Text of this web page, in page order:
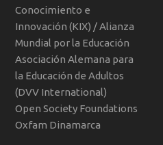
Conocimiento e
Innovación (KIX) / Alianza
Mundial por la Educación
Asociación Alemana para
la Educación de Adultos
(DVV International)
Open Society Foundations
Oxfam Dinamarca